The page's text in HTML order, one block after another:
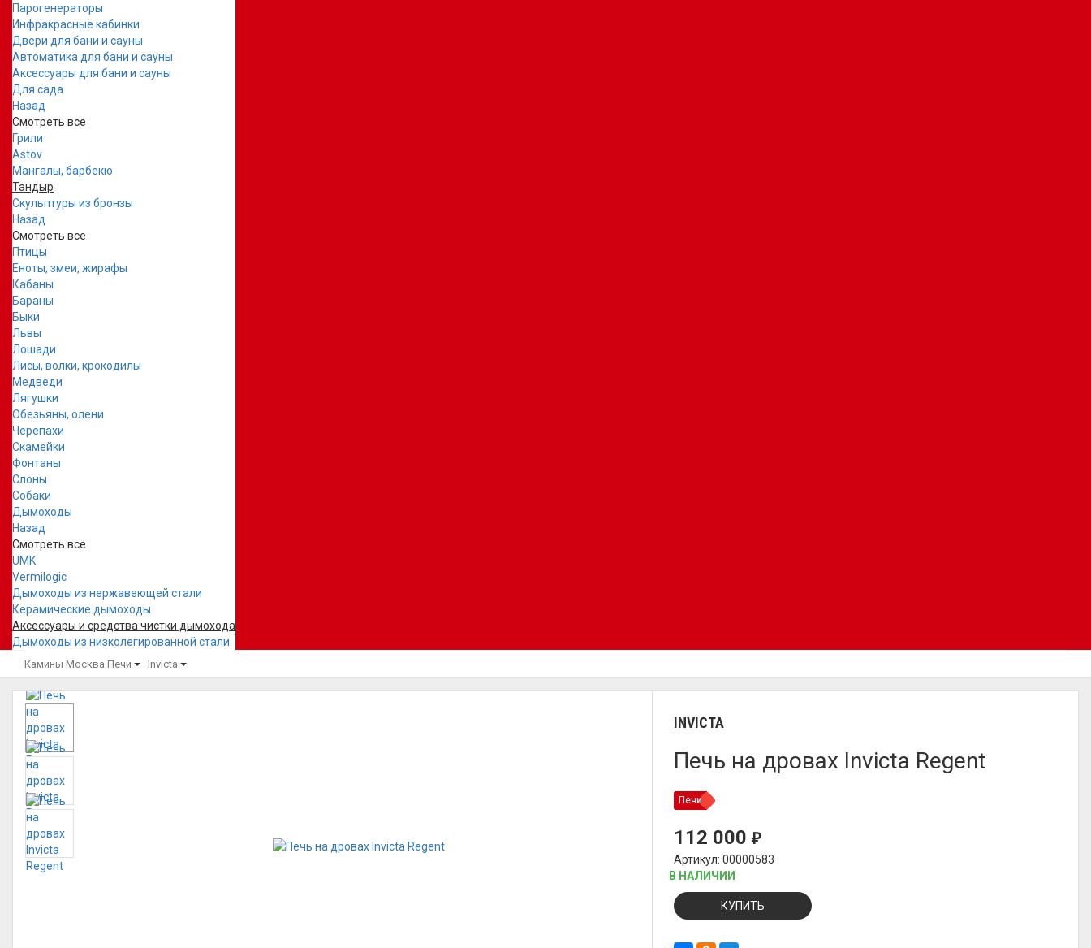
Парогенераторы
Инфракрасные кабинки
Двери для бани и сауны
Автоматика для бани и сауны
Аксессуары для бани и сауны
Для сада
Назад
Смотреть все
Грили
Astov
Мангалы, барбекю
Тандыр
Скульптуры из бронзы
Назад
Смотреть все
Птицы
Еноты, змеи, жирафы
Кабаны
Бараны
Быки
Львы
Лошади
Лисы, волки, крокодилы
Медведи
Лягушки
Обезьяны, олени
Черепахи
Скамейки
Фонтаны
Слоны
Собаки
Дымоходы
Назад
Смотреть все
UMK
Vermilogic
Дымоходы из нержавеющей стали
Керамические дымоходы
Аксессуары и средства чистки дымохода
Дымоходы из низколегированной стали
Камины Москва Печи Invicta
INVICTA
Печь на дровах Invicta Regent
Печи
112 000₽
Артикул: 00000583
В НАЛИЧИИ
КУПИТЬ